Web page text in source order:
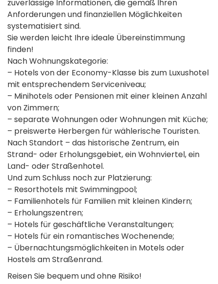
zuverlässige Informationen, die gemäß Ihren
Anforderungen und finanziellen Möglichkeiten
systematisiert sind.
Sie werden leicht Ihre ideale Übereinstimmung
finden!
Nach Wohnungskategorie:
– Hotels von der Economy-Klasse bis zum Luxushotel
mit entsprechendem Serviceniveau;
– Minihotels oder Pensionen mit einer kleinen Anzahl
von Zimmern;
– separate Wohnungen oder Wohnungen mit Küche;
– preiswerte Herbergen für wählerische Touristen.
Nach Standort – das historische Zentrum, ein
Strand- oder Erholungsgebiet, ein Wohnviertel, ein
Land- oder Straßenhotel.
Und zum Schluss noch zur Platzierung:
– Resorthotels mit Swimmingpool;
– Familienhotels für Familien mit kleinen Kindern;
– Erholungszentren;
– Hotels für geschäftliche Veranstaltungen;
– Hotels für ein romantisches Wochenende;
– Übernachtungsmöglichkeiten in Motels oder
Hostels am Straßenrand.
Reisen Sie bequem und ohne Risiko!